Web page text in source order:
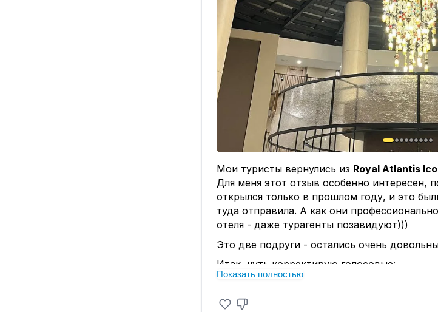
Мои туристы вернулись из Royal Atlantis
Для меня этот отзыв особенно интересен,
открылся только в прошлом году, и это
туда отправила. А как они
отеля - даже турагенты позавидуют)))
Это две подруги - остались очень
Итак, чуть корректирую голосовые:
красивые детали, много мест для фото.
Показать полностью